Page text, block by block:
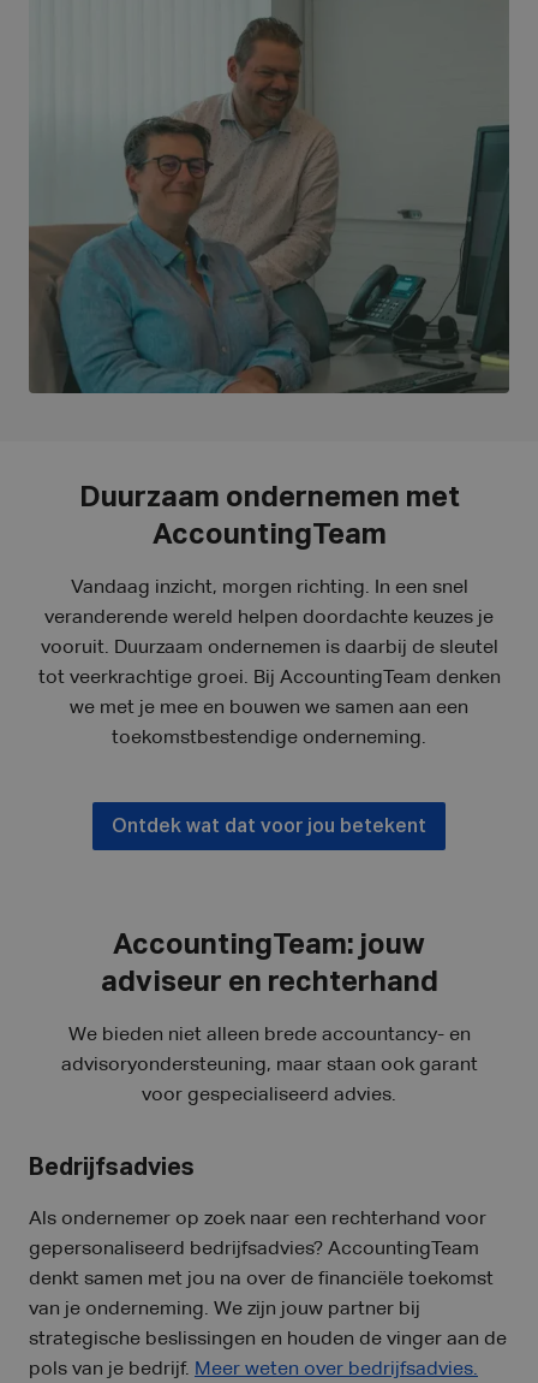
Duurzaam ondernemen met
AccountingTeam
Vandaag inzicht, morgen richting. In een snel
veranderende wereld helpen doordachte keuzes je
vooruit. Duurzaam ondernemen is daarbij de sleutel
tot veerkrachtige groei. Bij AccountingTeam denken
we met je mee en bouwen we samen aan een
toekomstbestendige onderneming.
Ontdek wat dat voor jou betekent
AccountingTeam: jouw
adviseur en rechterhand
We bieden niet alleen brede accountancy- en
advisoryondersteuning, maar staan ook garant
voor gespecialiseerd advies.
Bedrijfsadvies
Als ondernemer op zoek naar een rechterhand voor
gepersonaliseerd bedrijfsadvies? AccountingTeam
denkt samen met jou na over de financiële toekomst
van je onderneming. We zijn jouw partner bij
strategische beslissingen en houden de vinger aan de
pols van je bedrijf. Meer weten over bedrijfsadvies.